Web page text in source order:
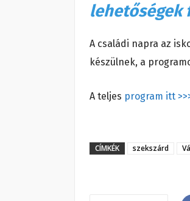
lehetőségek
A családi napra az
készülnek, a
A teljes program itt
CÍMKÉK szekszárd